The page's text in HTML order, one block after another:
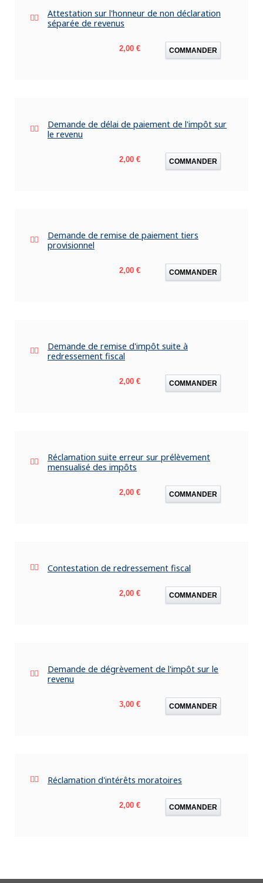
Attestation sur l'honneur de non déclaration
séparée de revenus
Prix
2,00 € COMMANDER
Demande de délai de paiement de l'impôt sur
le revenu
Prix
2,00 € COMMANDER
Demande de remise de paiement tiers
provisionnel
Prix
2,00 € COMMANDER
Demande de remise d'impôt suite à
redressement fiscal
Prix
2,00 € COMMANDER
Réclamation suite erreur sur prélèvement
mensualisé des impôts
Prix
2,00 € COMMANDER
Contestation de redressement fiscal
Prix
2,00 € COMMANDER
Demande de dégrèvement de l'impôt sur le
revenu
Prix
3,00 € COMMANDER
Réclamation d'intérêts moratoires
Prix
2,00 € COMMANDER